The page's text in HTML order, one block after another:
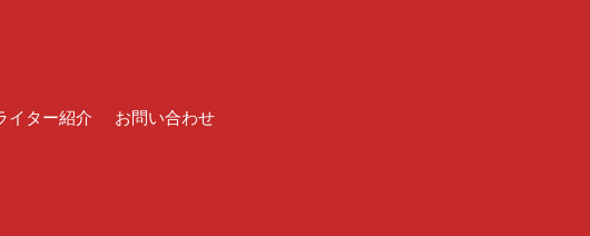
イター紹介 お問い合わせ